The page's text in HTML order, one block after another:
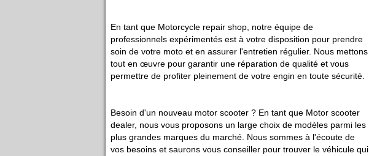
En tant que Motorcycle repair shop, notre équipe de
professionnels expérimentés est à votre disposition pour prendre
soin de votre moto et en assurer l'entretien régulier. Nous mettons
tout en œuvre pour garantir une réparation de qualité et vous
permettre de profiter pleinement de votre engin en toute sécurité.
Besoin d'un nouveau motor scooter ? En tant que Motor scooter
dealer, nous vous proposons un large choix de modèles parmi les
plus grandes marques du marché. Nous sommes à l'écoute de
vos besoins et saurons vous conseiller pour trouver le véhicule qui